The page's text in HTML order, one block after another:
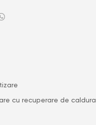
cu recuperare de caldura